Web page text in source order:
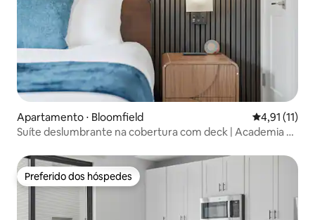
Apartamento ⋅ Bloomfield 4,91 de uma
4,91 (11)
Suíte deslumbrante na cobertura com deck | Academia +
Preferido dos hóspedes
Preferido dos hóspedes